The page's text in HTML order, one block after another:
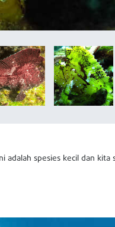
adalah spesies kecil dan